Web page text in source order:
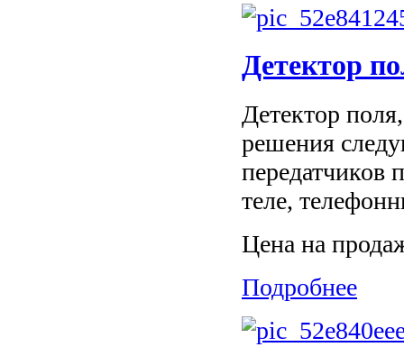
Детектор
Детектор
решения
передатчиков
теле,
Цена на
Подробнее